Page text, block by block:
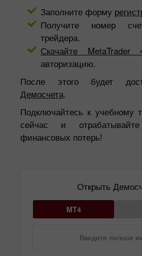
Заполните форму
Получите номер
трейдера.
Скачайте MetaTrader
авторизацию.
После этого будет
Демосчета.
Подключайтесь к учебному
сейчас и
финансовых потерь!
Открыть
MT4